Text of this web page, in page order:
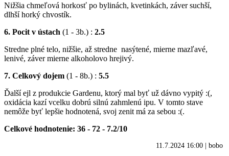
Nižšia chmeľová horkosť po bylinách, kvetinkách, záver suchší,
dlhší horký chvostík.
6. Pocit v ústach (1 - 3b.) : 2.5
Stredne plné telo, nižšie, až stredne nasýtené, mierne mazľavé,
lenivé, záver mierne alkoholovo hrejivý.
7. Celkový dojem (1 - 8b.) : 5.5
Ďalší ejl z produkcie Gardenu, ktorý mal byť už dávno vypitý :(,
oxidácia kazí vcelku dobrú silnú zahmlenú ipu. V tomto stave
nemôže byť lepšie hodnotená, svoj zenit má za sebou :(.
Celkové hodnotenie: 36 - 72 - 7.2/10
11.7.2024 16:00 | bobo